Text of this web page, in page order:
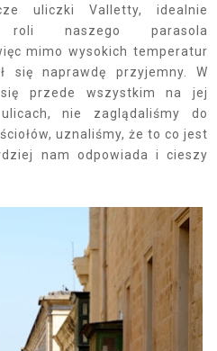
uliczki Valletty, idealnie
naszego parasola
mimo wysokich temperatur
się naprawdę przyjemny. W
przede wszystkim na jej
nie zaglądaliśmy do
uznaliśmy, że to co jest
nam odpowiada i cieszy